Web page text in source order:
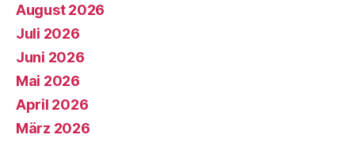
August 2026
Juli 2026
Juni 2026
Mai 2026
April 2026
März 2026